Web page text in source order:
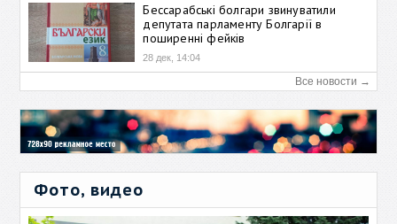
Бессарабські болгари звинуватили
депутата парламенту Болгарії в
поширенні фейків
28 дек, 14:04
Все новости →
Фото, видео